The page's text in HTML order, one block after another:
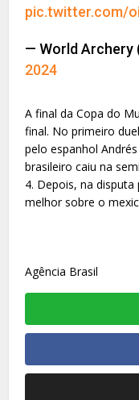
pic.twitter.com/
— World Archery
2024
A final da Copa do
final. No primeiro
pelo espanhol
brasileiro caiu na
4. Depois, na disputa
melhor sobre o
Agência Brasil